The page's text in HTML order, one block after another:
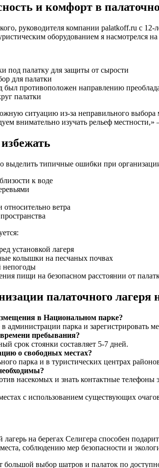
и комфорт в
руководителя компании palatkoff.ru с 12-
оборудованием я насмотрелся
под палатку для защиты от сырости
для палатки
был противоположен направлению
палатки
ситуацию из-за неправильного
внимательно изучать рельеф
выделить типичные ошибки при
к воде
ветра
установкой лагеря
колышки на песчаных почвах
непогоды
пищи на безопасном расстоянии от
палаточного лагеря
в Национальном парке?
администрации парка и зарегистрировать
пребывания?
срок стоянки составляет 5-7 дней.
о свободных местах?
парка и в туристических центрах
насекомых и знать контактные телефоны
с использованием существующих
на берегах Селигера способен
соблюдению мер безопасности и
большой выбор шатров и палаток по